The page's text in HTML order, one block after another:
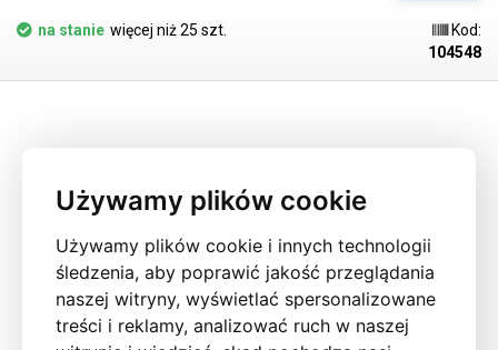
Używamy plików cookie
Używamy plików cookie i innych technologii
śledzenia, aby poprawić jakość przeglądania
naszej witryny, wyświetlać spersonalizowane
treści i reklamy, analizować ruch w naszej
na stanie więcej niż 25 szt.
Kod:
104548